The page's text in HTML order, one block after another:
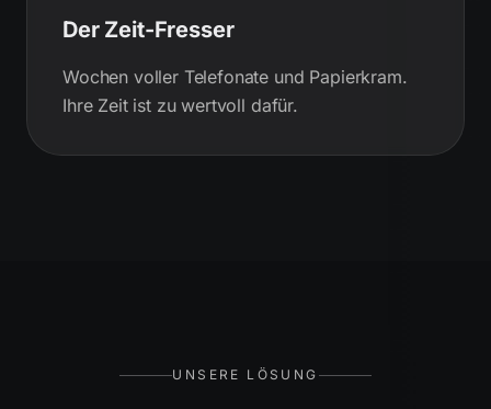
Der Zeit-Fresser
Wochen voller Telefonate und Papierkram.
Ihre Zeit ist zu wertvoll dafür.
UNSERE LÖSUNG